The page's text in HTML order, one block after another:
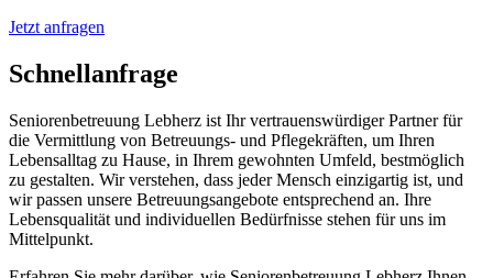
Jetzt anfragen
Schnell­anfrage
Seniorenbetreuung Lebherz ist Ihr vertrauenswürdiger Partner für
die Vermittlung von Betreuungs- und Pflegekräften, um Ihren
Lebensalltag zu Hause, in Ihrem gewohnten Umfeld, bestmöglich
zu gestalten. Wir verstehen, dass jeder Mensch einzigartig ist, und
wir passen unsere Betreuungsangebote entsprechend an. Ihre
Lebensqualität und individuellen Bedürfnisse stehen für uns im
Mittelpunkt.